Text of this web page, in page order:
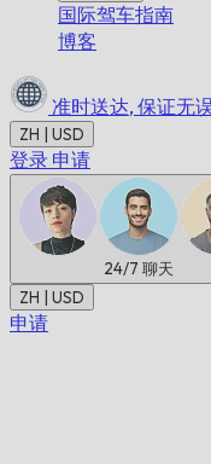
国际驾车指南
博客
准时送达, 保证无误
ZH | USD
登录 申请
24/7 聊天
ZH | USD
申请